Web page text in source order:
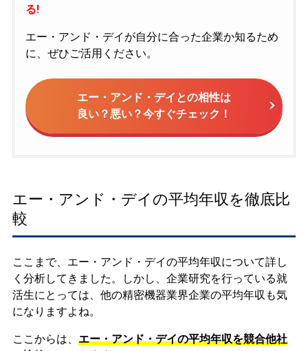
る!
エー・アンド・デイが自分に合った企業か知るため
に、ぜひご活用ください。
エー・アンド・デイとの相性は
良い？悪い？今すぐチェック！
エー・アンド・デイの平均年収を徹底比
較
ここまで、エー・アンド・デイの平均年収について詳し
く分析してきました。しかし、企業研究を行っている就
活生にとっては、他の精密機器業界企業の平均年収も気
になりますよね。
ここからは、 エー・アンド・デイの平均年収を競合他社